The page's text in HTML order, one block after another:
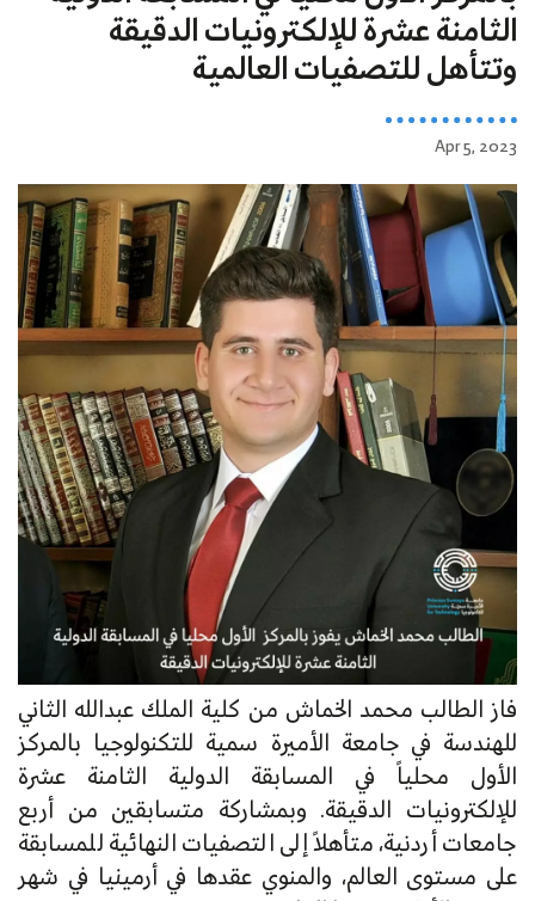
الثامنة عشرة للإلكترونيات الدقيقة
وتتأهل للتصفيات العالمية
Apr 5, 2023
فاز الطالب محمد الخماش من كلية الملك عبدالله الثاني
للهندسة في جامعة الأميرة سمية للتكنولوجيا بالمركز
الأول محلياً في المسابقة الدولية الثامنة عشرة
للإلكترونيات الدقيقة. وبمشاركة متسابقين من أربع
جامعات أردنية، متأهلاً إلى التصفيات النهائية للمسابقة
على مستوى العالم، والمنوي عقدها في أرمينيا في شهر